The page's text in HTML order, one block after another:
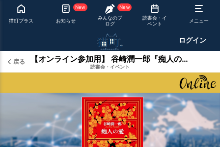
猫町プラス
New
お知らせ
New
みんなのブ
ログ
読書会・イ
ベント
メニュー
ログイン
戻る 【オンライン参加用】 谷崎潤一郎『痴人の愛』【ハイブリッド読書会】
読書会・イベント